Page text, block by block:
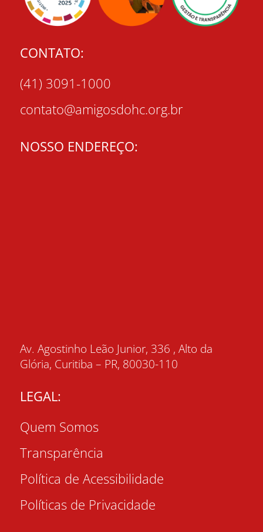
CONTATO:
(41) 3091-1000
contato@amigosdohc.org.br
NOSSO ENDEREÇO:
Av. Agostinho Leão Junior, 336 , Alto da
Glória, Curitiba – PR, 80030-110
LEGAL:
Quem Somos
Transparência
Política de Acessibilidade
Políticas de Privacidade